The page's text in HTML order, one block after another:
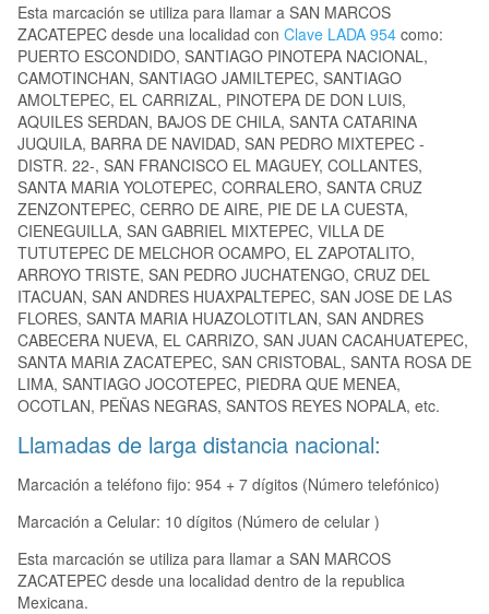
Esta marcación se utiliza para llamar a SAN MARCOS
ZACATEPEC desde una localidad con Clave LADA 954 como:
PUERTO ESCONDIDO, SANTIAGO PINOTEPA NACIONAL,
CAMOTINCHAN, SANTIAGO JAMILTEPEC, SANTIAGO
AMOLTEPEC, EL CARRIZAL, PINOTEPA DE DON LUIS,
AQUILES SERDAN, BAJOS DE CHILA, SANTA CATARINA
JUQUILA, BARRA DE NAVIDAD, SAN PEDRO MIXTEPEC -
DISTR. 22-, SAN FRANCISCO EL MAGUEY, COLLANTES,
SANTA MARIA YOLOTEPEC, CORRALERO, SANTA CRUZ
ZENZONTEPEC, CERRO DE AIRE, PIE DE LA CUESTA,
CIENEGUILLA, SAN GABRIEL MIXTEPEC, VILLA DE
TUTUTEPEC DE MELCHOR OCAMPO, EL ZAPOTALITO,
ARROYO TRISTE, SAN PEDRO JUCHATENGO, CRUZ DEL
ITACUAN, SAN ANDRES HUAXPALTEPEC, SAN JOSE DE LAS
FLORES, SANTA MARIA HUAZOLOTITLAN, SAN ANDRES
CABECERA NUEVA, EL CARRIZO, SAN JUAN CACAHUATEPEC,
SANTA MARIA ZACATEPEC, SAN CRISTOBAL, SANTA ROSA DE
LIMA, SANTIAGO JOCOTEPEC, PIEDRA QUE MENEA,
OCOTLAN, PEÑAS NEGRAS, SANTOS REYES NOPALA, etc.
Llamadas de larga distancia nacional:
Marcación a teléfono fijo: 954 + 7 dígitos (Número telefónico)
Marcación a Celular: 10 dígitos (Número de celular )
Esta marcación se utiliza para llamar a SAN MARCOS
ZACATEPEC desde una localidad dentro de la republica
Mexicana.